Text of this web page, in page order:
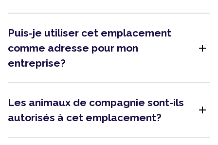
Puis-je utiliser cet emplacement
comme adresse pour mon
entreprise?
add
Les animaux de compagnie sont-ils
autorisés à cet emplacement?
add